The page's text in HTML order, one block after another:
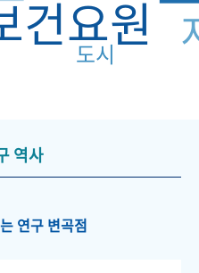
건요원
도시
역사
연구 변곡점